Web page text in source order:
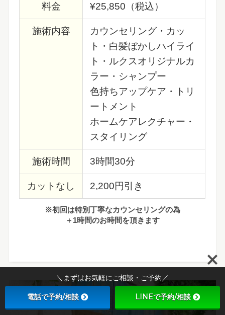
料金 ¥25,850（税込）
施術内容
カウンセリング・カッ
ト・白髪ぼかしハイライ
ト・ルクスオリジナルカ
ラー・シャンプー
色持ちアップケア・トリ
ートメント
ホームケアレクチャー・
スタイリング
施術時間 3時間30分
カットなし 2,200円引き
※初回は特別丁寧なカウンセリングの為
＋1時間のお時間を頂きます
＼まずはお気軽にご相談・ご予約／
電話で予約/相談 LINEで予約/相談